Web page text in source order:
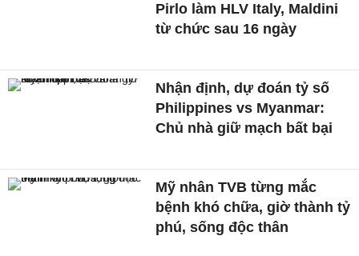
Pirlo làm HLV Italy, Maldini
từ chức sau 16 ngày
Nhận định, dự đoán tỷ số
Philippines vs Myanmar:
Chủ nhà giữ mạch bất bại
Mỹ nhân TVB từng mắc
bệnh khó chữa, giờ thành tỷ
phú, sống độc thân